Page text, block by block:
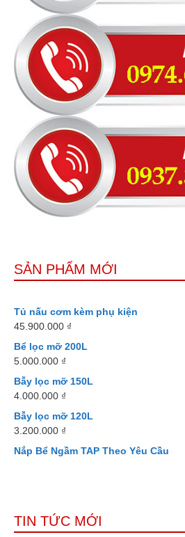
SẢN PHẨM MỚI
Tủ nấu cơm kèm phụ kiện
45.900.000 ₫
Bể lọc mỡ 200L
5.000.000 ₫
Bẫy lọc mỡ 150L
4.000.000 ₫
Bẫy lọc mỡ 120L
3.200.000 ₫
Nắp Bể Ngầm TAP Theo Yêu Cầu
TIN TỨC MỚI